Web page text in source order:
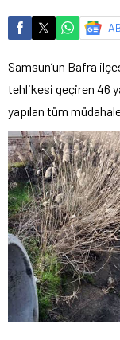
Samsun’un Bafra
tehlikesi geçiren 46
yapılan tüm